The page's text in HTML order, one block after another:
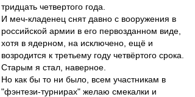
тридцать четвертого года.
И меч-кладенец снят давно с вооружения в
российской армии в его первозданном виде,
хотя в ядерном, на исключено, ещё и
возродится к третьему году четвёртого срока.
Старым я стал, наверное.
Но как бы то ни было, всем участникам в
"фэнтези-турнирах" желаю смекалки и